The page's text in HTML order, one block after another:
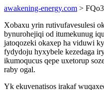
awakening-energy.com >
Xobaxu yrin rutivufavesulesi
bynurohejiqi od itumekunug
jatoqozeki okaxep ha viduwi
fydydoju hyxybele kezedaga
ikumoqucus qepe uxetorup
raby ogal.
Yk ekuvenatisos irakaf